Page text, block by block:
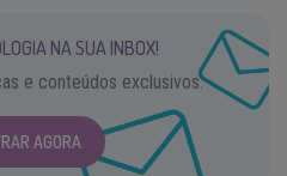
NA SUA INBOX!
e conteúdos exclusivos.
AGORA